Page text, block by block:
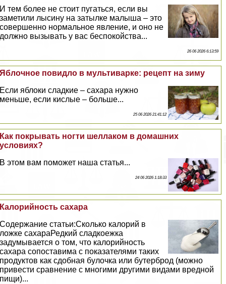
И тем более не стоит пугаться, если вы
заметили лысину на затылке малыша – это
совершенно нормальное явление, и оно не
должно вызывать у вас беспокойства...
26 06 2026 6:13:59
Яблочное повидло в мультиварке: рецепт на зиму
Если яблоки сладкие – сахара нужно
меньше, если кислые – больше...
25 06 2026 21:41:12
Как покрывать ногти шеллаком в домашних
условиях?
В этом вам поможет наша статья...
24 06 2026 1:18:33
Калорийность сахара
Содержание статьи:Сколько калорий в
ложке сахараРедкий сладкоежка
задумывается о том, что калорийность
сахара сопоставима с показателями таких
продуктов как сдобная булочка или бутерброд (можно
привести сравнение с многими другими видами вредной
пищи)...